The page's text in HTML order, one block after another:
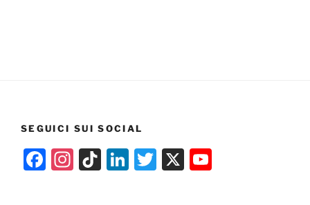
SEGUICI SUI SOCIAL
F
In Ti Li T
X